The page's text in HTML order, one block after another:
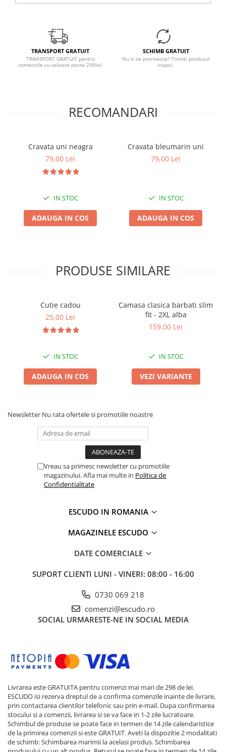
TRANSPORT GRATUIT
TRANSPORT GRATUIT pentru
comenzile cu valoare peste 298lei!
SCHIMB GRATUIT
Nu ti se potriveste? Trimiti produsul
inapoi.
RECOMANDARI
Cravata uni neagra
79,00 Lei
IN STOC
ADAUGA IN COS
Cravata bleumarin uni
79,00 Lei
IN STOC
ADAUGA IN COS
PRODUSE SIMILARE
Cutie cadou
25,00 Lei
IN STOC
ADAUGA IN COS
Camasa clasica barbati slim
fit - 2XL alba
159,00 Lei
IN STOC
VEZI VARIANTE
Newsletter Nu rata ofertele si promotiile noastre
Vreau sa primesc newsletter cu promotiile
magazinului. Afla mai multe in Politica de
Confidentialitate
ESCUDO IN ROMANIA
MAGAZINELE ESCUDO
DATE COMERCIALE
SUPORT CLIENTI LUNI - VINERI: 08:00 - 16:00
0730 069 218
comenzi@escudo.ro
SOCIAL URMARESTE-NE IN SOCIAL MEDIA
Livrarea este GRATUITA pentru comenzi mai mari de 298 de lei.
ESCUDO isi rezerva dreptul de a confirma comenzile inainte de livrare,
prin contactarea clientilor telefonic sau prin e-mail. Dupa confirmarea
stocului si a comenzii, livrarea si se va face in 1-2 zile lucratoare.
Schimbul de produse se poate face in termen de 14 zile calendaristice
de la primirea comenzii si este GRATUIT. Aveti la dispozitie 2 modalitati
de schimb: Schimbarea marimii la acelasi produs. Schimbarea